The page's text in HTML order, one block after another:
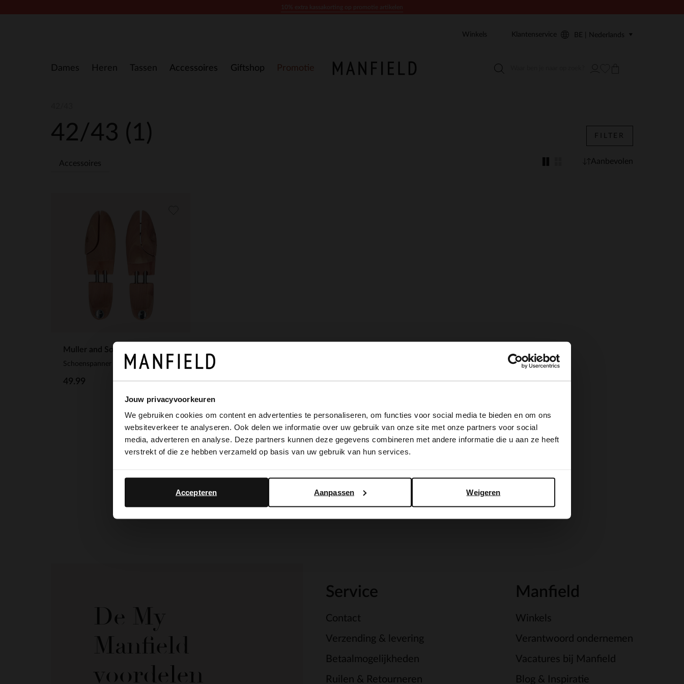
Jouw privacyvoorkeuren
We gebruiken cookies om content en advertenties te personaliseren, om functies voor social media te bieden en om ons
websiteverkeer te analyseren. Ook delen we informatie over uw gebruik van onze site met onze partners voor social
media, adverteren en analyse. Deze partners kunnen deze gegevens combineren met andere informatie die u aan ze heeft
verstrekt of die ze hebben verzameld op basis van uw gebruik van hun services.
Weigeren
Aanpassen
Accepteren
Dames Heren Tassen Accessoires Giftshop Promotie
Winkels Klantenservice BE | Nederlands
42/43 (1)
Accessoires
FILTER
Aanbevolen
Muller and Sons
Schoenspanner van cederhout
49.99
De My
Manfield
voordelen
Service
Contact
Verzending & levering
Betaalmogelijkheden
Ruilen & Retourneren
Manfield
Winkels
Verantwoord ondernemen
Vacatures bij Manfield
Blog & Inspiratie
×
It looks like your language isn't Dutch. Would you like to